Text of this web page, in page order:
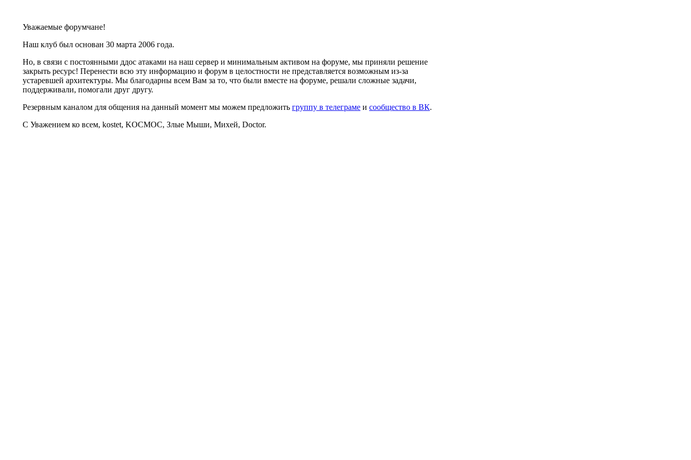
Уважаемые форумчане!
Наш клуб был основан 30 марта 2006 года.
Но, в связи с постоянными ддос атаками на наш сервер и минимальным активом на форуме, мы приняли решение
закрыть ресурс! Перенести всю эту информацию и форум в целостности не представляется возможным из-за
устаревшей архитектуры. Мы благодарны всем Вам за то, что были вместе на форуме, решали сложные задачи,
поддерживали, помогали друг другу.
Резервным каналом для общения на данный момент мы можем предложить группу в телеграме и сообщество в ВК.
С Уважением ко всем, kostet, KOCMOC, Злые Мыши, Михей, Doctor.